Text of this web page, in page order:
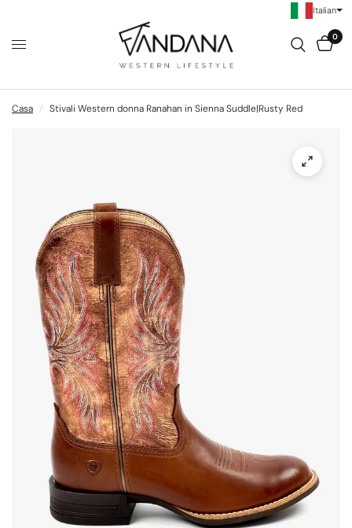
0
Casa / Stivali Western donna Ranahan in Sienna Suddle|Rusty Red
Italian